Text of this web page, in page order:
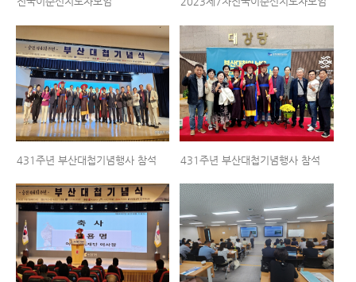
431주년 부산대첩기념행사 참석 431주년 부산대첩기념행사 참석